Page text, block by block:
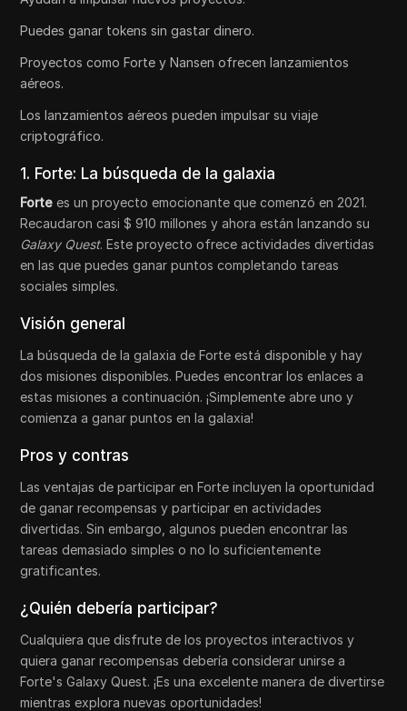
Puedes ganar tokens sin gastar dinero.
Proyectos como Forte y Nansen ofrecen lanzamientos
aéreos.
Los lanzamientos aéreos pueden impulsar su viaje
criptográfico.
1. Forte: La búsqueda de la galaxia
Forte es un proyecto emocionante que comenzó en 2021.
Recaudaron casi $ 910 millones y ahora están lanzando su
Galaxy Quest. Este proyecto ofrece actividades divertidas
en las que puedes ganar puntos completando tareas
sociales simples.
Visión general
La búsqueda de la galaxia de Forte está disponible y hay
dos misiones disponibles. Puedes encontrar los enlaces a
estas misiones a continuación. ¡Simplemente abre uno y
comienza a ganar puntos en la galaxia!
Pros y contras
Las ventajas de participar en Forte incluyen la oportunidad
de ganar recompensas y participar en actividades
divertidas. Sin embargo, algunos pueden encontrar las
tareas demasiado simples o no lo suficientemente
gratificantes.
¿Quién debería participar?
Cualquiera que disfrute de los proyectos interactivos y
quiera ganar recompensas debería considerar unirse a
Forte's Galaxy Quest. ¡Es una excelente manera de divertirse
mientras explora nuevas oportunidades!